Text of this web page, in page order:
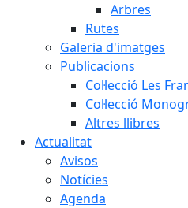
Arbres
Rutes
Galeria d'imatges
Publicacions
Col·lecció Les
Col·lecció
Altres llibres
Actualitat
Avisos
Notícies
Agenda